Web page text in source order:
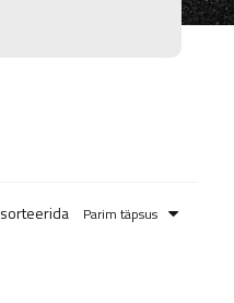
sorteerida Parim täpsus